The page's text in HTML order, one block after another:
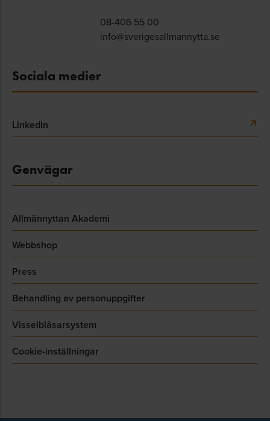
08-406 55 00
info@sverigesallmannytta.se
Sociala medier
LinkedIn
Genvägar
Allmännyttan Akademi
Webbshop
Press
Behandling av personuppgifter
Visselblåsarsystem
Cookie-inställningar